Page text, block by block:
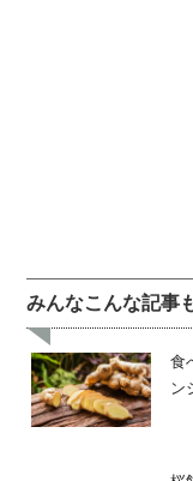
みんなこんな記事
食
ン